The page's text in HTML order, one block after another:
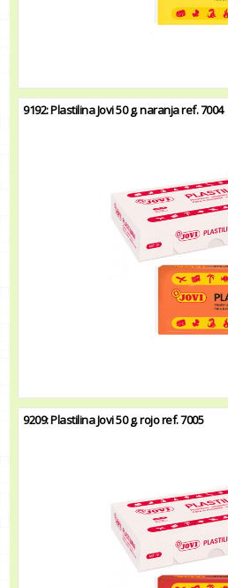
9192: Plastilina Jovi 50 g. naranja ref. 7004
9209: Plastilina Jovi 50 g. rojo ref. 7005